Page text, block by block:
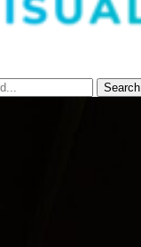
Search